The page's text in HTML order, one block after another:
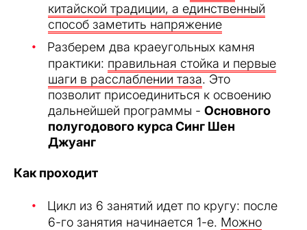
китайской традиции, а единственный
способ заметить напряжение
Разберем два краеугольных камня
практики: правильная стойка и первые
шаги в расслаблении таза. Это
позволит присоединиться к освоению
дальнейшей программы - Основного
полугодового курса Синг Шен
Джуанг
Как проходит
Цикл из 6 занятий идет по кругу: после
6-го занятия начинается 1-е. Можно